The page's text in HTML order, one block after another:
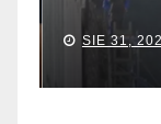
SIE 31,